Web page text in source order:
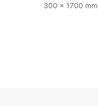
300 x 1700